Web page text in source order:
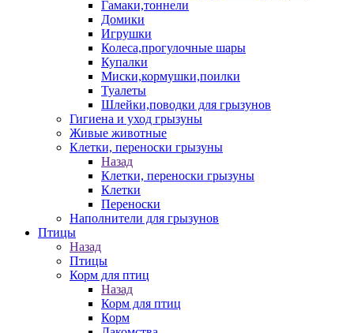
Гамаки,тоннели
Домики
Игрушки
Колеса,прогулочные шары
Купалки
Миски,кормушки,поилки
Туалеты
Шлейки,поводки для грызунов
Гигиена и уход грызуны
Живые животные
Клетки, переноски грызуны
Назад
Клетки, переноски грызуны
Клетки
Переноски
Наполнители для грызунов
Птицы
Назад
Птицы
Корм для птиц
Назад
Корм для птиц
Корм